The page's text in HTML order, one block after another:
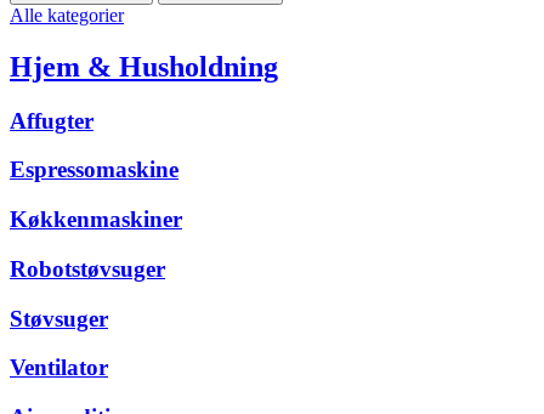
Alle kategorier
Hjem & Husholdning
Affugter
Espressomaskine
Køkkenmaskiner
Robotstøvsuger
Støvsuger
Ventilator